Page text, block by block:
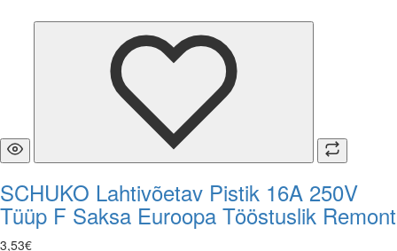
SCHUKO Lahtivõetav Pistik 16A 250V
Tüüp F Saksa Euroopa Tööstuslik Remont
3,53€